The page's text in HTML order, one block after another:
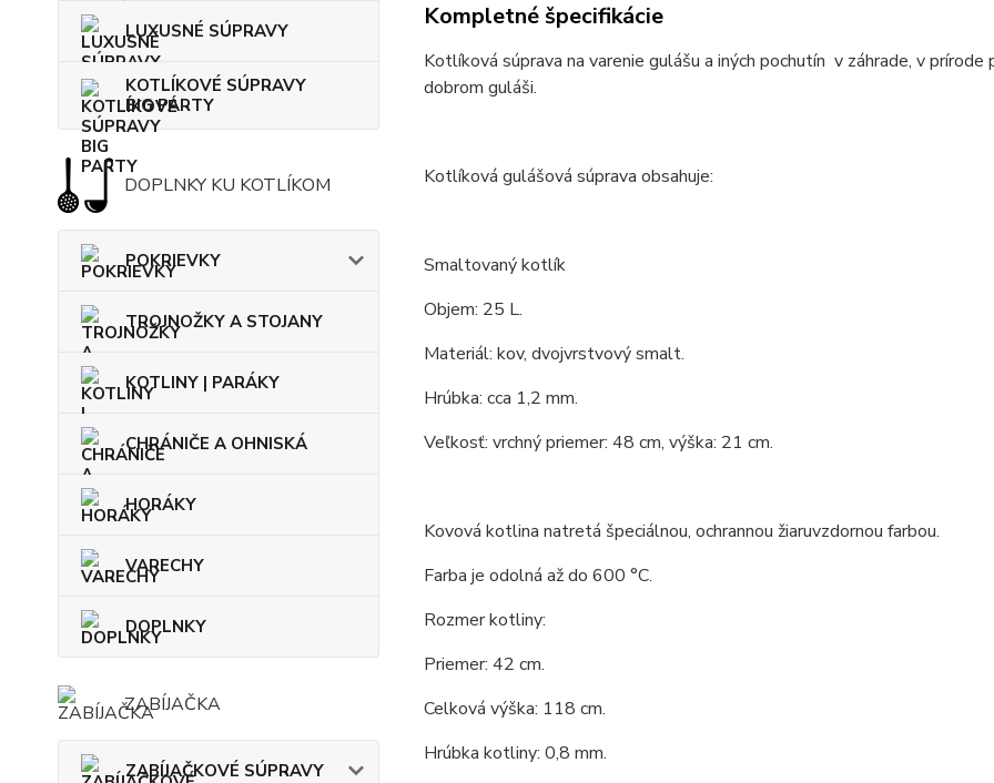
LUXUSNÉ SÚPRAVY
KOTLÍKOVÉ SÚPRAVY
BIG PARTY
DOPLNKY KU KOTLÍKOM
POKRIEVKY
TROJNOŽKY A STOJANY
KOTLINY | PARÁKY
CHRÁNIČE A OHNISKÁ
HORÁKY
VARECHY
DOPLNKY
ZABÍJAČKA
ZABÍJAČKOVÉ SÚPRAVY
Kompletné špecifikácie
Kotlíková súprava na varenie gulášu a iných pochutín v záhrade, v
dobrom guláši.
Kotlíková gulášová súprava obsahuje:
Smaltovaný kotlík
Objem: 25 L.
Materiál: kov, dvojvrstvový smalt.
Hrúbka: cca 1,2 mm.
Veľkosť: vrchný priemer: 48 cm, výška: 21 cm.
Kovová kotlina natretá špeciálnou, ochrannou žiaruvzdornou farbou.
Farba je odolná až do 600 °C.
Rozmer kotliny:
Priemer: 42 cm.
Celková výška: 118 cm.
Hrúbka kotliny: 0,8 mm.